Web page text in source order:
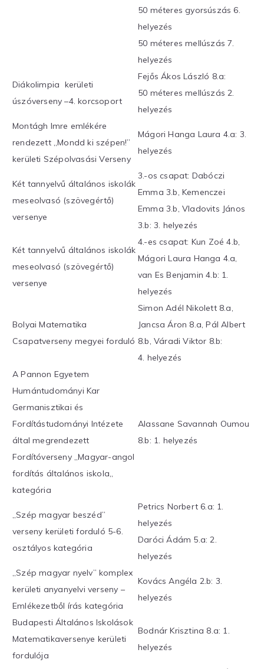
50 méteres gyorsúszás 6.
helyezés
50 méteres mellúszás 7.
helyezés
Diákolimpia kerületi
úszóverseny –4. korcsoport
Fejős Ákos László 8.a:
50 méteres mellúszás 2.
helyezés
Montágh Imre emlékére
rendezett „Mondd ki szépen!”
kerületi Szépolvasási Verseny
Mágori Hanga Laura 4.a: 3.
helyezés
Két tannyelvű általános iskolák
meseolvasó (szövegértő)
versenye
3.-os csapat: Dabóczi
Emma 3.b, Kemenczei
Emma 3.b, Vladovits János
3.b: 3. helyezés
Két tannyelvű általános iskolák
meseolvasó (szövegértő)
versenye
4.-es csapat: Kun Zoé 4.b,
Mágori Laura Hanga 4.a,
van Es Benjamin 4.b: 1.
helyezés
Bolyai Matematika
Csapatverseny megyei forduló
Simon Adél Nikolett 8.a,
Jancsa Áron 8.a, Pál Albert
8.b, Váradi Viktor 8.b:
4. helyezés
A Pannon Egyetem
Humántudományi Kar
Germanisztikai és
Fordítástudományi Intézete
által megrendezett
Fordítóverseny „Magyar-angol
fordítás általános iskola„
kategória
Alassane Savannah Oumou
8.b: 1. helyezés
„Szép magyar beszéd”
verseny kerületi forduló 5-6.
osztályos kategória
Petrics Norbert 6.a: 1.
helyezés
Daróci Ádám 5.a: 2.
helyezés
„Szép magyar nyelv” komplex
kerületi anyanyelvi verseny –
Emlékezetből írás kategória
Kovács Angéla 2.b: 3.
helyezés
Budapesti Általános Iskolások
Matematikaversenye kerületi
fordulója
Bodnár Krisztina 8.a: 1.
helyezés